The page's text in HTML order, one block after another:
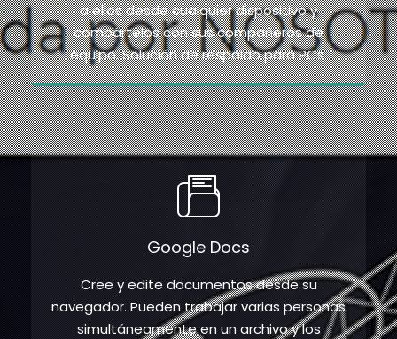
a ellos desde cualquier dispositivo y
compártelos con sus compañeros de
equipo. Solución de respaldo para PCs.
Google Docs
Cree y edite documentos desde su
navegador. Pueden trabajar varias personas
simultáneamente en un archivo y los